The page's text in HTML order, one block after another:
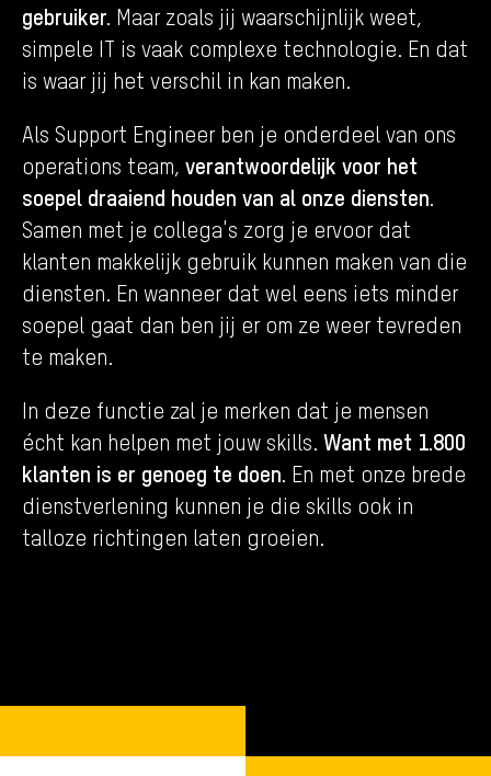
gebruiker. Maar zoals jij waarschijnlijk weet,
simpele IT is vaak complexe technologie. En dat
is waar jij het verschil in kan maken.
Als Support Engineer ben je onderdeel van ons
operations team, verantwoordelijk voor het
soepel draaiend houden van al onze diensten.
Samen met je collega's zorg je ervoor dat
klanten makkelijk gebruik kunnen maken van die
diensten. En wanneer dat wel eens iets minder
soepel gaat dan ben jij er om ze weer tevreden
te maken.
In deze functie zal je merken dat je mensen
écht kan helpen met jouw skills. Want met 1.800
klanten is er genoeg te doen. En met onze brede
dienstverlening kunnen je die skills ook in
talloze richtingen laten groeien.